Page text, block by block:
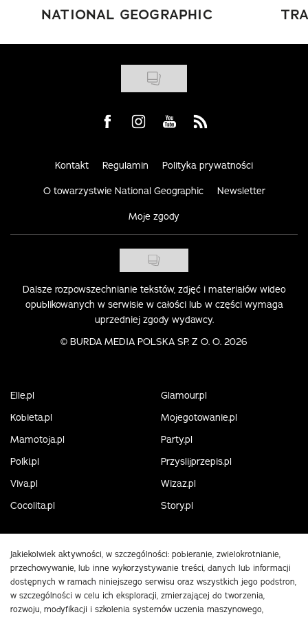
NATIONAL GEOGRAPHIC
Visit us on Facebook
Visit us on Instagram
Visit us on Youtube
Visit us on Rss
Kontakt Regulamin Polityka prywatności
O towarzystwie National Geographic Newsletter
Moje zgody
Dalsze rozpowszechnianie tekstów, zdjęć i materiałów wideo
opublikowanych w serwisie w całości lub w części wymaga
uprzedniej zgody wydawcy.
© BURDA MEDIA POLSKA SP. Z O. O. 2026
Elle.pl
Glamour.pl
Kobieta.pl
Mojegotowanie.pl
Mamotoja.pl
Party.pl
Polki.pl
Przyslijprzepis.pl
Viva.pl
Wizaz.pl
Cocolita.pl
Story.pl
Jakiekolwiek aktywności, w szczególności: pobieranie, zwielokrotnianie,
przechowywanie, lub inne wykorzystywanie treści, danych lub informacji
dostępnych w ramach niniejszego serwisu oraz wszystkich jego podstron,
w szczególności w celu ich eksploracji, zmierzającej do tworzenia,
rozwoju, modyfikacji i szkolenia systemów uczenia maszynowego,